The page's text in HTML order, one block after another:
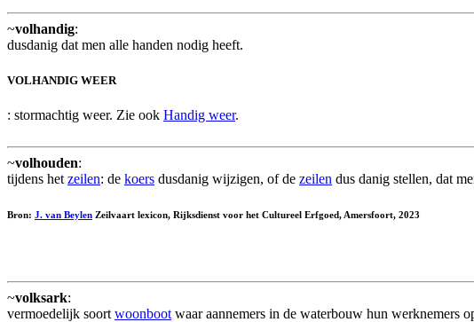
~volhandig:
dusdanig dat men alle handen nodig heeft.
VOLHANDIG WEER
: stormachtig weer. Zie ook Handig weer.
~volhouden:
tijdens het zeilen: de koers dusdanig wijzigen, of de zeilen dus danig stellen, dat
Bron: J. van Beylen Zeilvaart lexicon, Rijksdienst voor het Cultureel Erfgoed, Amersfoort, 2023
~volksark:
vermoedelijk soort woonboot waar aannemers in de waterbouw hun werknemers